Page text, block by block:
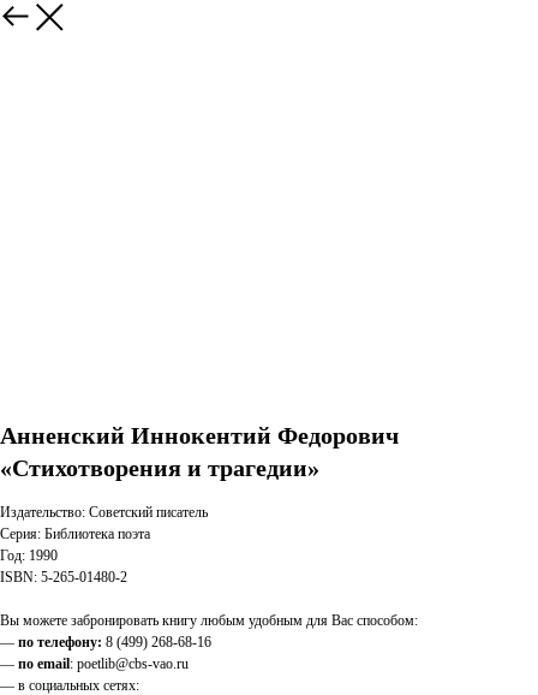
Анненский Иннокентий Федорович
«Стихотворения и трагедии»
Издательство: Советский писатель
Серия: Библиотека поэта
Год: 1990
ISBN: 5-265-01480-2
Вы можете забронировать книгу любым удобным для Вас способом:
— по телефону: 8 (499) 268-68-16
— по email: poetlib@cbs-vao.ru
— в социальных сетях: